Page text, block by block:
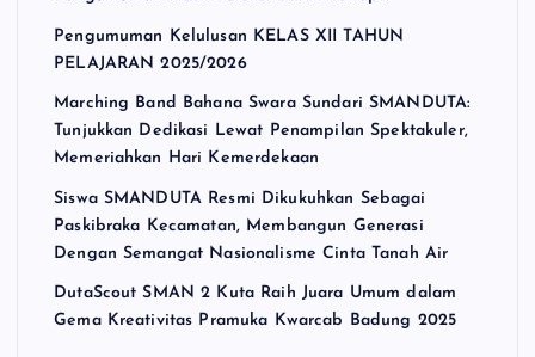
Pengumuman Kelulusan KELAS XII TAHUN
PELAJARAN 2025/2026
Marching Band Bahana Swara Sundari SMANDUTA:
Tunjukkan Dedikasi Lewat Penampilan Spektakuler,
Memeriahkan Hari Kemerdekaan
Siswa SMANDUTA Resmi Dikukuhkan Sebagai
Paskibraka Kecamatan, Membangun Generasi
Dengan Semangat Nasionalisme Cinta Tanah Air
DutaScout SMAN 2 Kuta Raih Juara Umum dalam
Gema Kreativitas Pramuka Kwarcab Badung 2025